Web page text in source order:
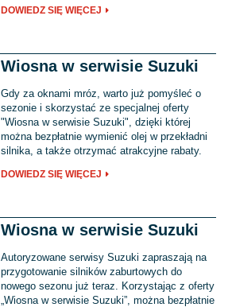
DOWIEDZ SIĘ WIĘCEJ
Wiosna w serwisie Suzuki
Gdy za oknami mróz, warto już pomyśleć o
sezonie i skorzystać ze specjalnej oferty
"Wiosna w serwisie Suzuki", dzięki której
można bezpłatnie wymienić olej w przekładni
silnika, a także otrzymać atrakcyjne rabaty.
DOWIEDZ SIĘ WIĘCEJ
Wiosna w serwisie Suzuki
Autoryzowane serwisy Suzuki zapraszają na
przygotowanie silników zaburtowych do
nowego sezonu już teraz. Korzystając z oferty
„Wiosna w serwisie Suzuki”, można bezpłatnie